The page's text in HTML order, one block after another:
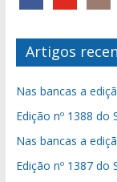
Artigos
Nas bancas a
Edição nº 1388 do
Nas bancas a
Edição nº 1387 do